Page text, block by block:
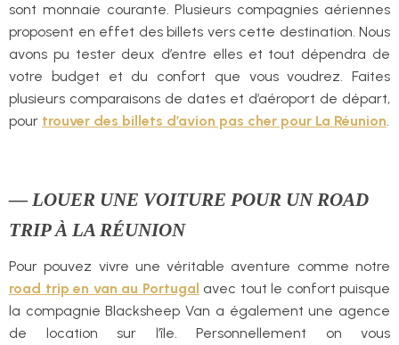
sont monnaie courante. Plusieurs compagnies aériennes
proposent en effet des billets vers cette destination. Nous
avons pu tester deux d’entre elles et tout dépendra de
votre budget et du confort que vous voudrez. Faites
plusieurs comparaisons de dates et d’aéroport de départ,
pour trouver des billets d’avion pas cher pour La Réunion.
— LOUER UNE VOITURE POUR UN ROAD
TRIP À LA RÉUNION
Pour pouvez vivre une véritable aventure comme notre
road trip en van au Portugal avec tout le confort puisque
la compagnie Blacksheep Van a également une agence
de location sur l’île. Personnellement on vous